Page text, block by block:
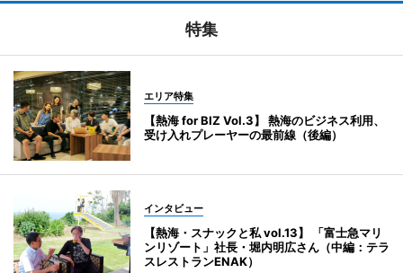
特集
エリア特集
【熱海 for BIZ Vol.3】 熱海のビジネス利用、
受け入れプレーヤーの最前線（後編）
インタビュー
【熱海・スナックと私 vol.13】 「富士急マリ
ンリゾート」社長・堀内明広さん（中編：テラ
スレストランENAK）